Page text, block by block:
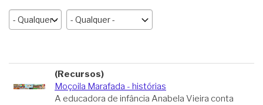
(Recursos)
Moçoila Marafada - histórias
A educadora de infância Anabela Vieira conta